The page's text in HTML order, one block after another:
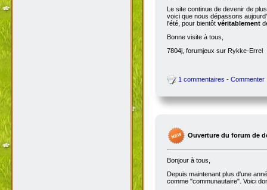
Le site continue de devenir de
voici que nous dépassons
l'été, pour bientôt véritablement
Bonne visite à tous,
7804j, forumjeux sur Rykke-Errel
1 commentaires - Commenter
Ouverture du forum de
Bonjour à tous,
Depuis maintenant plus d'une
comme "communautaire". Voici